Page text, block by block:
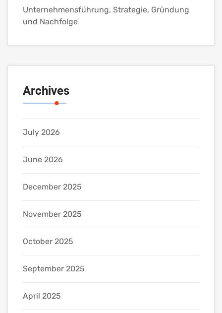
Unternehmensführung, Strategie, Gründung
und Nachfolge
Archives
July 2026
June 2026
December 2025
November 2025
October 2025
September 2025
April 2025